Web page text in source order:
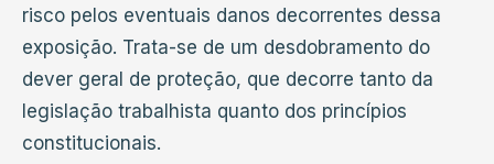
risco pelos eventuais danos decorrentes dessa
exposição. Trata-se de um desdobramento do
dever geral de proteção, que decorre tanto da
legislação trabalhista quanto dos princípios
constitucionais.